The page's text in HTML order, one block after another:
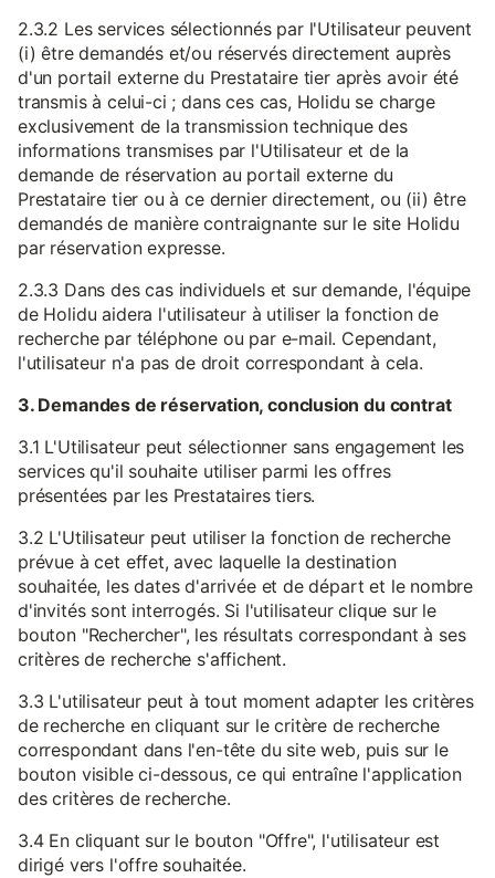
2.3.2 Les services sélectionnés par l'Utilisateur peuvent
(i) être demandés et/ou réservés directement auprès
d'un portail externe du Prestataire tier après avoir été
transmis à celui-ci ; dans ces cas, Holidu se charge
exclusivement de la transmission technique des
informations transmises par l'Utilisateur et de la
demande de réservation au portail externe du
Prestataire tier ou à ce dernier directement, ou (ii) être
demandés de manière contraignante sur le site Holidu
par réservation expresse.
2.3.3 Dans des cas individuels et sur demande, l'équipe
de Holidu aidera l'utilisateur à utiliser la fonction de
recherche par téléphone ou par e-mail. Cependant,
l'utilisateur n'a pas de droit correspondant à cela.
3. Demandes de réservation, conclusion du contrat
3.1 L'Utilisateur peut sélectionner sans engagement les
services qu'il souhaite utiliser parmi les offres
présentées par les Prestataires tiers.
3.2 L'Utilisateur peut utiliser la fonction de recherche
prévue à cet effet, avec laquelle la destination
souhaitée, les dates d'arrivée et de départ et le nombre
d'invités sont interrogés. Si l'utilisateur clique sur le
bouton "Rechercher", les résultats correspondant à ses
critères de recherche s'affichent.
3.3 L'utilisateur peut à tout moment adapter les critères
de recherche en cliquant sur le critère de recherche
correspondant dans l'en-tête du site web, puis sur le
bouton visible ci-dessous, ce qui entraîne l'application
des critères de recherche.
3.4 En cliquant sur le bouton "Offre", l'utilisateur est
dirigé vers l'offre souhaitée.